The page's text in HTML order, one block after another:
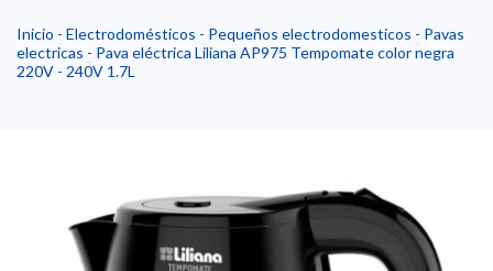
Inicio - Electrodomésticos - Pequeños electrodomesticos - Pavas
electricas - Pava eléctrica Liliana AP975 Tempomate color negra
220V - 240V 1.7L